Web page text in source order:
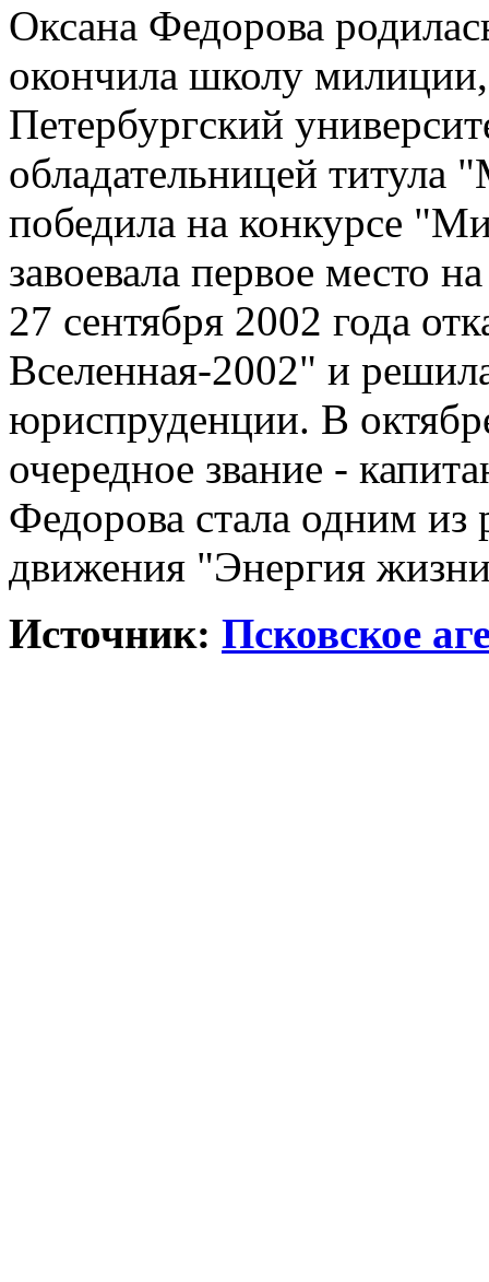
Оксана Федорова
окончила школу
Петербургский
обладательницей титула
победила на конкурсе
завоевала первое место
27 сентября 2002 года
Вселенная-2002" и
юриспруденции. В
очередное звание -
Федорова стала одним из
движения "Энергия
Источник: Псковское